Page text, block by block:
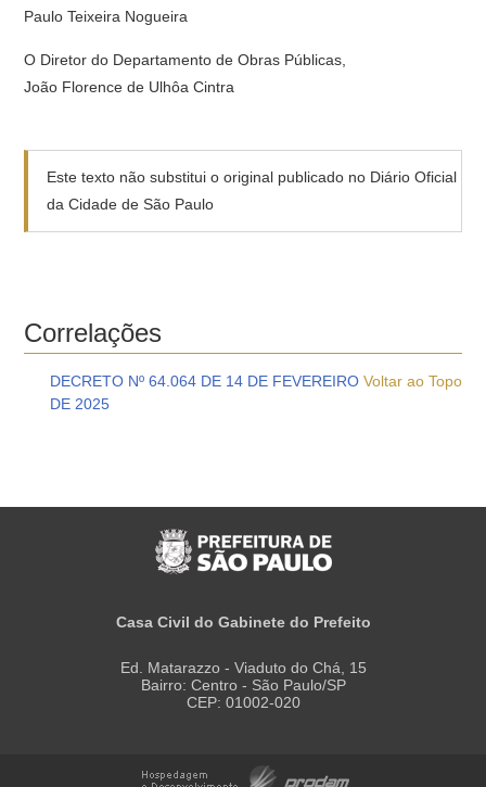
Paulo Teixeira Nogueira
O Diretor do Departamento de Obras Públicas,
João Florence de Ulhôa Cintra
Este texto não substitui o original publicado no Diário Oficial
da Cidade de São Paulo
Correlações
Voltar ao Topo
DECRETO Nº 64.064 DE 14 DE FEVEREIRO
DE 2025
Casa Civil do Gabinete do Prefeito
Ed. Matarazzo - Viaduto do Chá, 15
Bairro: Centro - São Paulo/SP
CEP: 01002-020